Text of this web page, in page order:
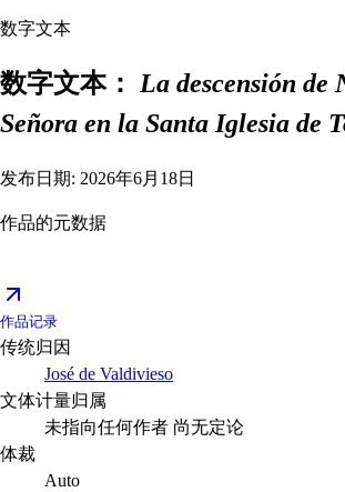
数字文本
数字文本： La descensión de
Señora en la Santa Iglesia de
发布日期: 2026年6月18日
作品的元数据
作品记录
传统归因
José de Valdivieso
文体计量归属
未指向任何作者 尚无定论
体裁
Auto